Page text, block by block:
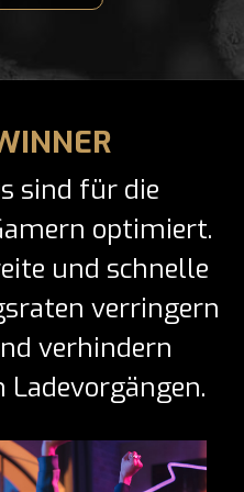
sind für die
optimiert.
und schnelle
verringern
verhindern
Ladevorgängen.